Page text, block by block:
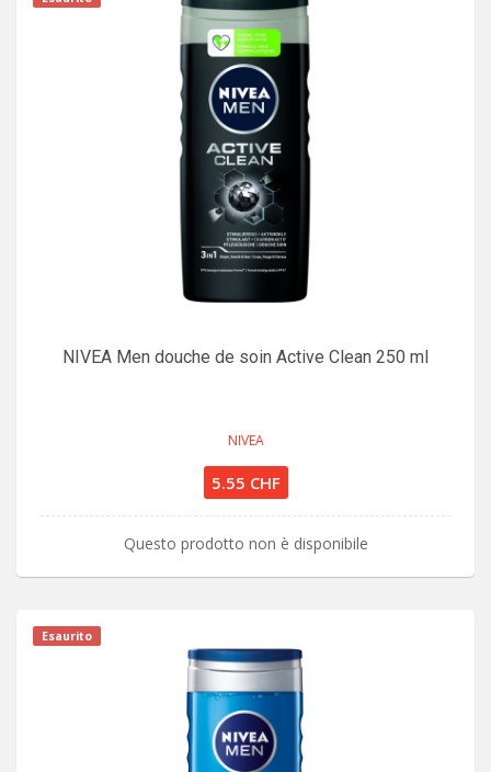
NIVEA Men douche de soin Active Clean 250 ml
NIVEA
5.55 CHF
Questo prodotto non è disponibile
Esaurito